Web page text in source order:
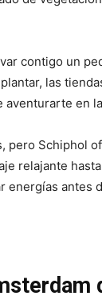
contigo un
las
en
pero Schiphol
relajante
energías antes